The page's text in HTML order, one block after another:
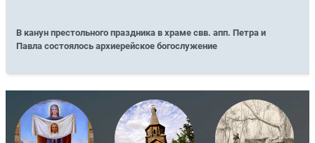
В канун престольного праздника в храме свв. апп. Петра и
Павла состоялось архиерейское богослужение